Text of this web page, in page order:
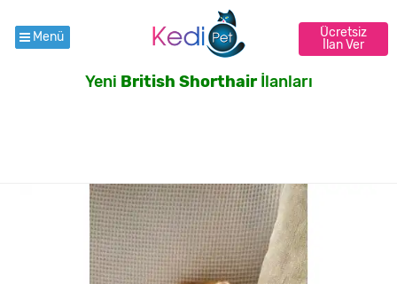
Menü
Ücretsiz
İlan Ver
Yeni British Shorthairİlanları